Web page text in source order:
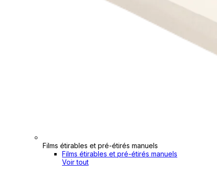
Films étirables et pré-étirés manuels
Films étirables et pré-étirés manuels
Voir tout